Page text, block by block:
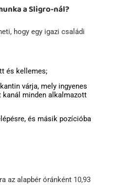
a Sligro-nál?
hogy egy igazi családi
és kellemes;
várja, mely ingyenes
minden alkalmazott
és másik pozícióba
az alapbér óránként 10,93